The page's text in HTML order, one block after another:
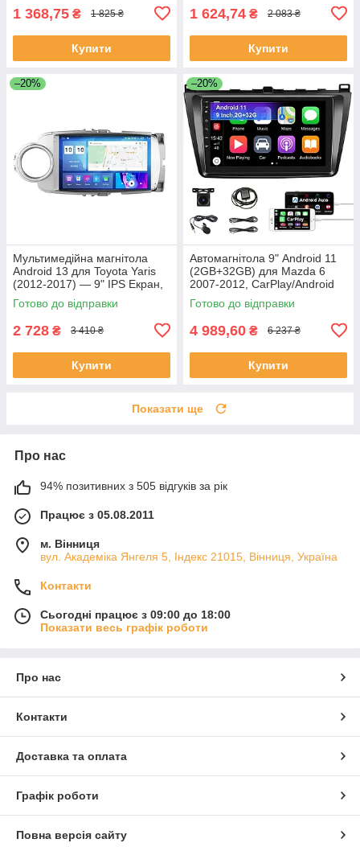
1 368,75 ₴ 1 825 ₴
Купити
1 624,74 ₴ 2 083 ₴
Купити
–20%
Мультимедійна магнітола
Android 13 для Toyota Yaris
(2012-2017) — 9" IPS Екран,
2/64Gb, GPS, Wi-Fi, Hi-Fi
Sound (Уцінка)
Готово до відправки
2 728 ₴ 3 410 ₴
Купити
–20%
Автомагнітола 9" Android 11
(2GB+32GB) для Mazda 6
2007-2012, CarPlay/Android
Auto, GPS, WiFi, Bluetooth,
FM/RDS, USB, камера
Готово до відправки
4 989,60 ₴ 6 237 ₴
Купити
Показати ще
Про нас
94% позитивних з 505 відгуків за рік
Працює з 05.08.2011
м. Вінниця
вул. Академіка Янгеля 5, Індекс 21015, Вінниця, Україна
Контакти
Сьогодні працює з 09:00 до 18:00
Показати весь графік роботи
Про нас
Контакти
Доставка та оплата
Графік роботи
Повна версія сайту